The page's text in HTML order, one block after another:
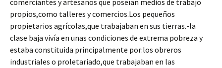
comerciantes y artesanos que poseían medios de trabajo
propios,como talleres y comercios.Los pequeños
propietarios agrícolas,que trabajaban en sus tierras.-la
clase baja vivía en unas condiciones de extrema pobreza y
estaba constituida principalmente por:los obreros
industriales o proletariado,que trabajaban en las